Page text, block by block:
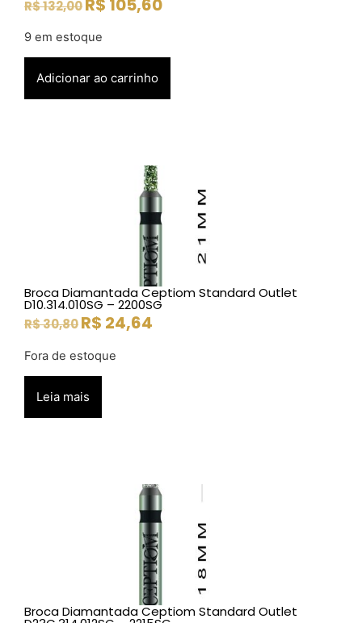
R$132,00
9 em estoque
Adicionar ao carrinho
Broca Diamantada Ceptiom Standard Outlet
D10.314.010SG – 2200SG
R$30,80R$ 24,64
Fora de estoque
Leia mais
Broca Diamantada Ceptiom Standard Outlet